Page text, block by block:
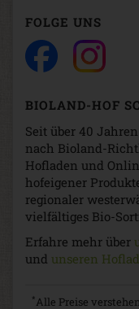
FOLGE UNS
BIOLAND-HOF
Seit über 40
nach Bioland-
Hofladen und
hofeigener
regionaler
vielfältiges Bio-
Erfahre mehr über
und unseren
*Alle Preise